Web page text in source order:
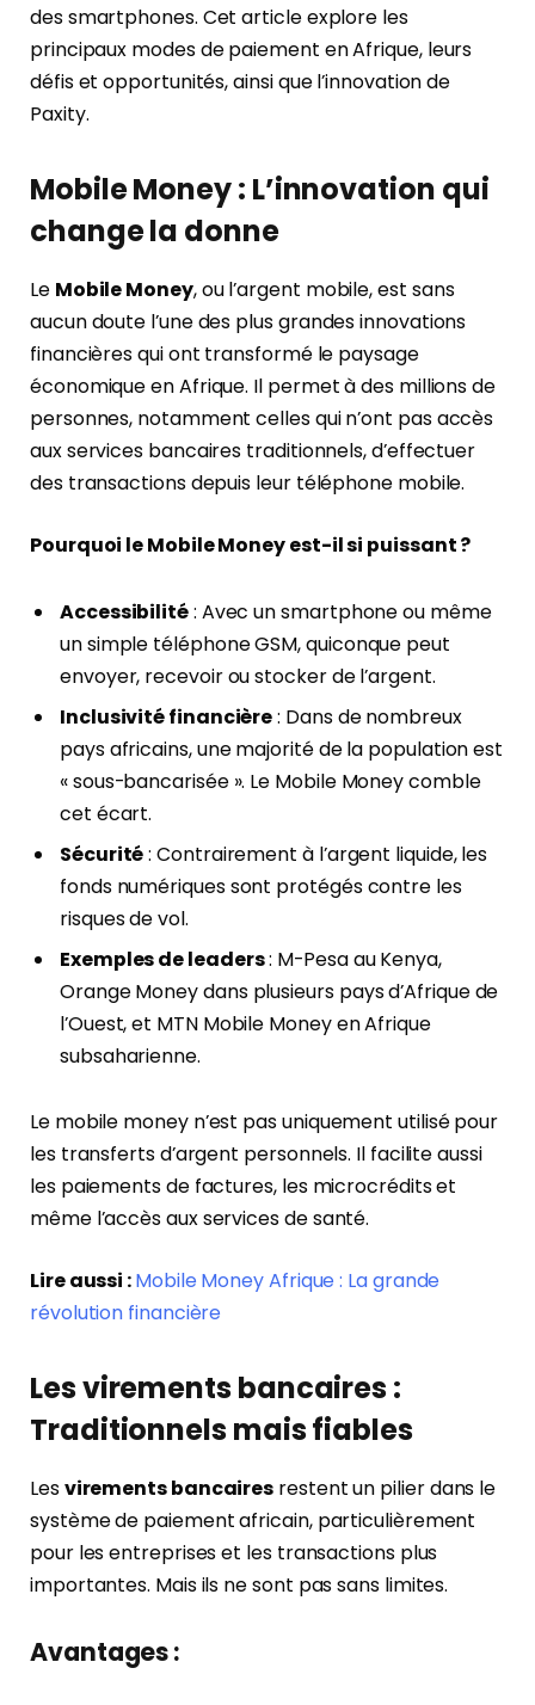
des smartphones. Cet article explore les
principaux modes de paiement en Afrique, leurs
défis et opportunités, ainsi que l’innovation de
Paxity.
Mobile Money : L’innovation qui
change la donne
Le Mobile Money, ou l’argent mobile, est sans
aucun doute l’une des plus grandes innovations
financières qui ont transformé le paysage
économique en Afrique. Il permet à des millions de
personnes, notamment celles qui n’ont pas accès
aux services bancaires traditionnels, d’effectuer
des transactions depuis leur téléphone mobile.
Pourquoi le Mobile Money est-il si puissant ?
Accessibilité: Avec un smartphone ou même
un simple téléphone GSM, quiconque peut
envoyer, recevoir ou stocker de l’argent.
Inclusivité financière: Dans de nombreux
pays africains, une majorité de la population est
« sous-bancarisée ». Le Mobile Money comble
cet écart.
Sécurité: Contrairement à l’argent liquide, les
fonds numériques sont protégés contre les
risques de vol.
Exemples de leaders: M-Pesa au Kenya,
Orange Money dans plusieurs pays d’Afrique de
l’Ouest, et MTN Mobile Money en Afrique
subsaharienne.
Le mobile money n’est pas uniquement utilisé pour
les transferts d’argent personnels. Il facilite aussi
les paiements de factures, les microcrédits et
même l’accès aux services de santé.
Lire aussi :Mobile Money Afrique : La grande
révolution financière
Les virements bancaires :
Traditionnels mais fiables
Lesvirements bancaires restent un pilier dans le
système de paiement africain, particulièrement
pour les entreprises et les transactions plus
importantes. Mais ils ne sont pas sans limites.
Avantages :